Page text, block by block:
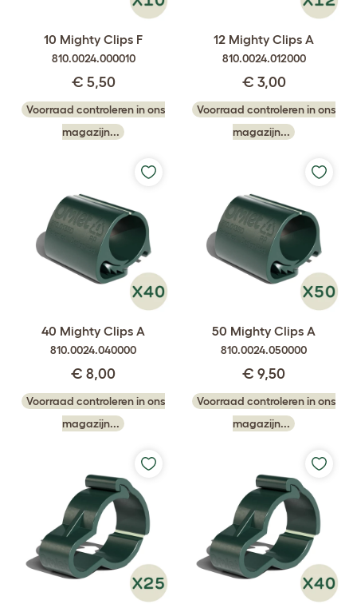
10 Mighty Clips F
810.0024.000010
€ 5,50
Voorraad controleren in ons
magazijn...
12 Mighty Clips A
810.0024.012000
€ 3,00
Voorraad controleren in ons
magazijn...
40 Mighty Clips A
810.0024.040000
€ 8,00
Voorraad controleren in ons
magazijn...
50 Mighty Clips A
810.0024.050000
€ 9,50
Voorraad controleren in ons
magazijn...